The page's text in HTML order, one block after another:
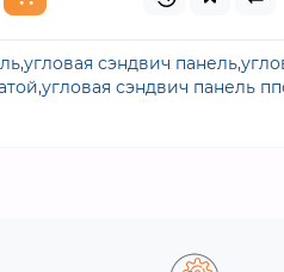
,угловая сэндвич панель,
,угловая сэндвич панель